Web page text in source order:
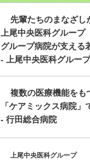
先輩たちのまなざし
上尾中央医科グループ
グループ病院が支える
- 上尾中央医科グループ
複数の医療機能をも
「ケアミックス病院」
- 行田総合病院
上尾中央医科グループ